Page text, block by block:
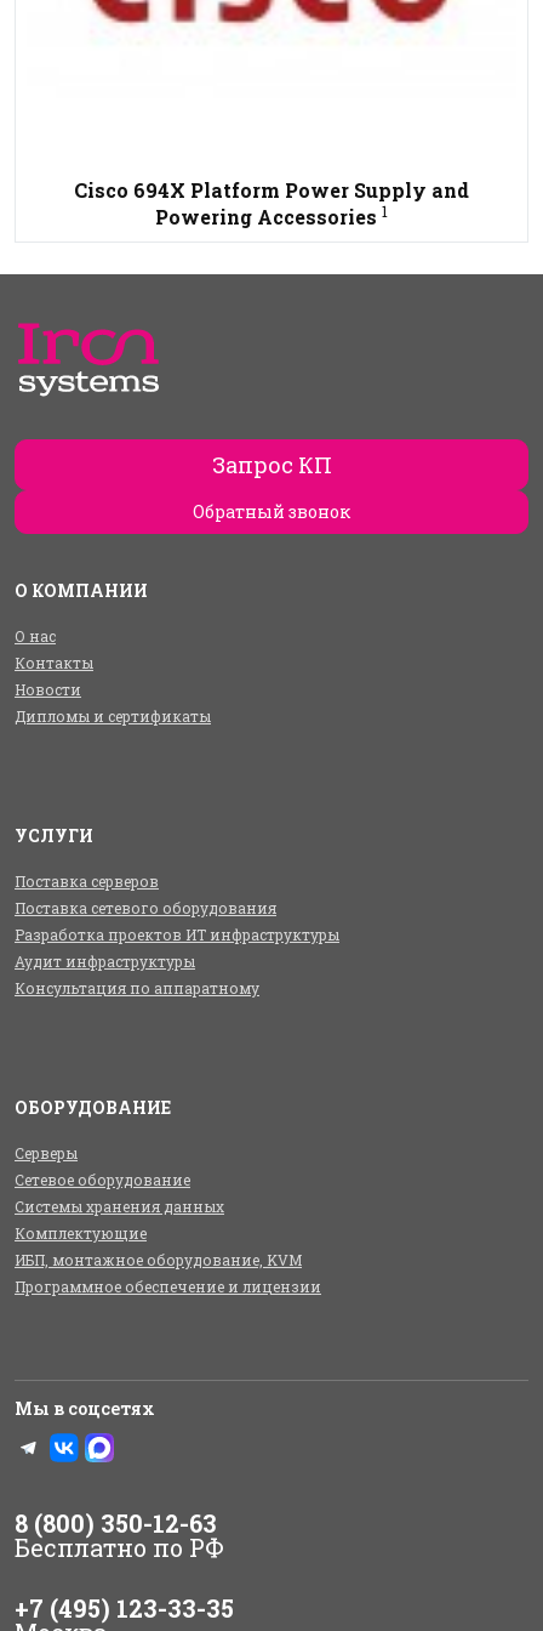
Cisco 694X Platform Power Supply and
Powering Accessories 1
Запрос КП
Обратный звонок
О КОМПАНИИ
О нас
Контакты
Новости
Дипломы и сертификаты
УСЛУГИ
Поставка серверов
Поставка сетевого оборудования
Разработка проектов ИТ инфраструктуры
Аудит инфраструктуры
Консультация по аппаратному
ОБОРУДОВАНИЕ
Серверы
Сетевое оборудование
Системы хранения данных
Комплектующие
ИБП, монтажное оборудование, KVM
Программное обеспечение и лицензии
Мы в соцсетях
8 (800) 350-12-63
Бесплатно по РФ
+7 (495) 123-33-35